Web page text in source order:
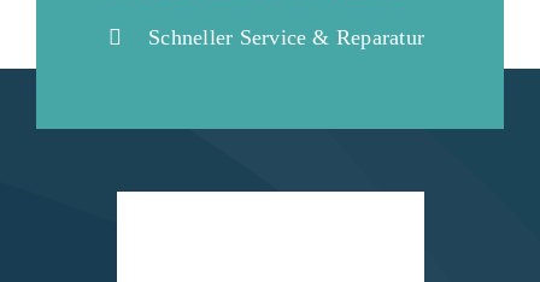
Schneller Service & Reparatur